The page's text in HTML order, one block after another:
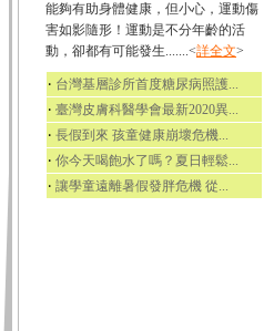
能夠有助身體健康，但小心，運動傷
害如影隨形！運動是不分年齡的活
動，卻都有可能發生.......<詳全文>
‧ 台灣基層診所首度糖尿病照護...
‧ 臺灣皮膚科醫學會最新2020異...
‧ 長假到來 孩童健康崩壞危機...
‧ 你今天喝飽水了嗎？夏日輕鬆...
‧ 讓學童遠離暑假發胖危機 從...